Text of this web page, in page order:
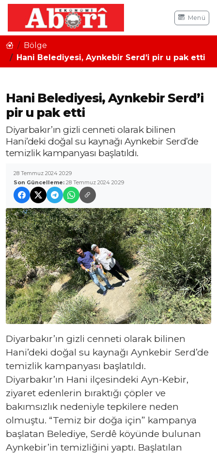
Menü
Bölge
Hani Belediyesi, Aynkebir Serd’i pir u pak etti
Hani Belediyesi, Aynkebir Serd’i
pir u pak etti
Diyarbakır’ın gizli cenneti olarak bilinen
Hani’deki doğal su kaynağı Aynkebir Serd’de
temizlik kampanyası başlatıldı.
28 Temmuz 2024 20:29
Son Güncelleme: 28 Temmuz 2024 20:29
Diyarbakır’ın gizli cenneti olarak bilinen
Hani’deki doğal su kaynağı Aynkebir Serd’de
temizlik kampanyası başlatıldı.
Diyarbakır’ın Hani ilçesindeki Ayn-Kebir,
ziyaret edenlerin bıraktığı çöpler ve
bakımsızlık nedeniyle tepkilere neden
olmuştu. “Temiz bir doğa için” kampanya
başlatan Belediye, Serdê köyünde bulunan
Aynkebir’in temizliğini yaptı. Başlatılan